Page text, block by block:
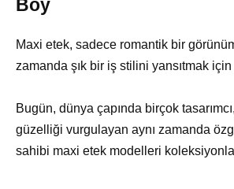
Boy
Maxi etek, sadece romantik bir
zamanda şık bir iş stilini yansıtmak
Bugün, dünya çapında birçok
güzelliği vurgulayan aynı zamanda
sahibi maxi etek modelleri